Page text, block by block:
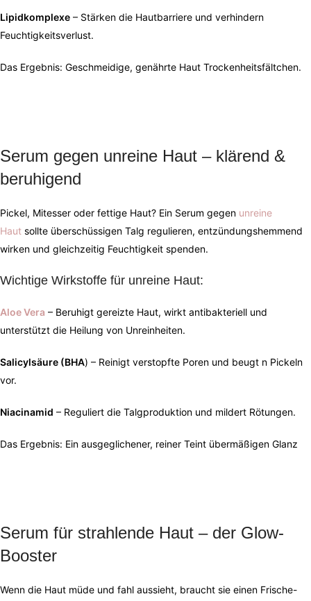
Lipidkomplexe – Stärken die Hautbarriere und verhindern
Feuchtigkeitsverlust.
Das Ergebnis: Geschmeidige, genährte Haut Trockenheitsfältchen.
Serum gegen unreine Haut – klärend &
beruhigend
Pickel, Mitesser oder fettige Haut? Ein Serum gegen unreine
Haut sollte überschüssigen Talg regulieren, entzündungshemmend
wirken und gleichzeitig Feuchtigkeit spenden.
Wichtige Wirkstoffe für unreine Haut:
Aloe Vera – Beruhigt gereizte Haut, wirkt antibakteriell und
unterstützt die Heilung von Unreinheiten.
Salicylsäure (BHA) – Reinigt verstopfte Poren und beugt n Pickeln
vor.
Niacinamid – Reguliert die Talgproduktion und mildert Rötungen.
Das Ergebnis: Ein ausgeglichener, reiner Teint übermäßigen Glanz
Serum für strahlende Haut – der Glow-
Booster
Wenn die Haut müde und fahl aussieht, braucht sie einen Frische-